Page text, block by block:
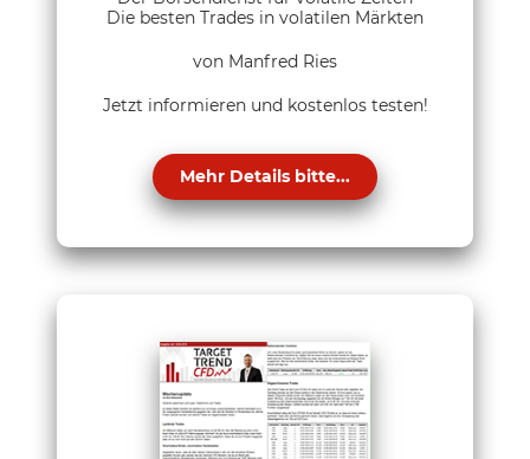
Die besten Trades in volatilen Märkten
von Manfred Ries
Jetzt informieren und kostenlos testen!
Mehr Details bitte...